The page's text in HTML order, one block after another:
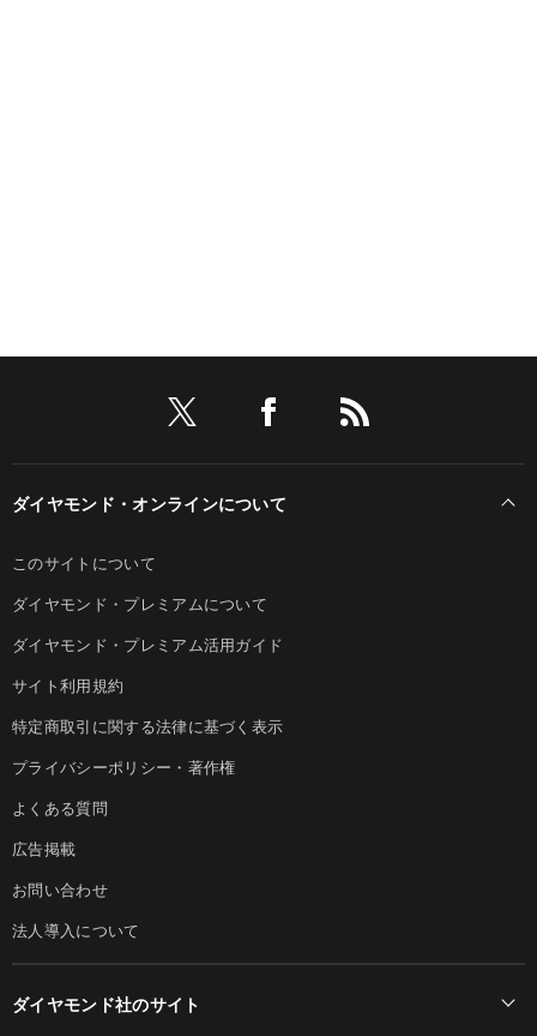
ダイヤモンド・オンラインについて
このサイトについて
ダイヤモンド・プレミアムについて
ダイヤモンド・プレミアム活用ガイド
サイト利用規約
特定商取引に関する法律に基づく表示
プライバシーポリシー・著作権
よくある質問
広告掲載
お問い合わせ
法人導入について
ダイヤモンド社のサイト